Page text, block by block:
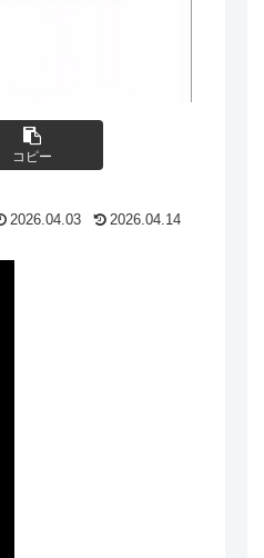
コピー
2026.04.03 2026.04.14